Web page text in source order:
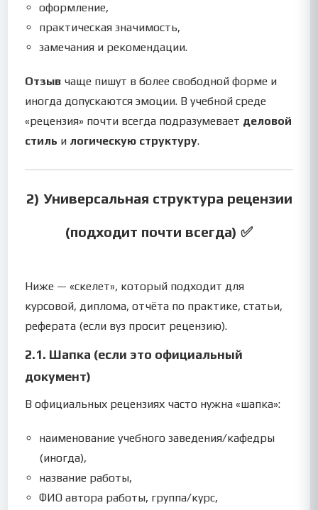
оформление,
практическая значимость,
замечания и рекомендации.
Отзыв чаще пишут в более свободной форме и
иногда допускаются эмоции. В учебной среде
«рецензия» почти всегда подразумевает деловой
стиль и логическую структуру.
2) Универсальная структура рецензии
(подходит почти всегда) ✅
Ниже — «скелет», который подходит для
курсовой, диплома, отчёта по практике, статьи,
реферата (если вуз просит рецензию).
2.1. Шапка (если это официальный
документ)
В официальных рецензиях часто нужна «шапка»:
наименование учебного заведения/кафедры
(иногда),
название работы,
ФИО автора работы, группа/курс,